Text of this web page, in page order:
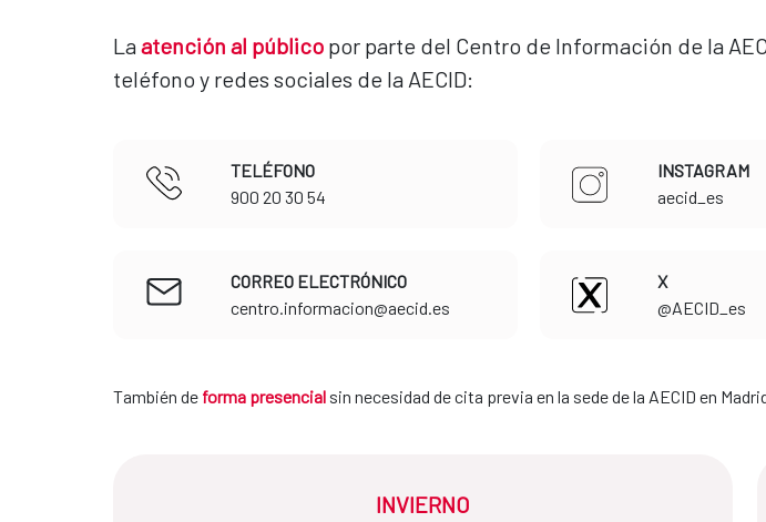
Laatención al público por parte del Centro de Información de la
teléfono y redes sociales de la AECID:
TELÉFONO
​​​​​​​900 20 30 54
INSTAGRAM
​​​​​​​aecid_es
CORREO ELECTRÓNICO
​​​​​​​centro.informacion@aecid.es
X
​​​​​​​@AECID_es
También de forma presencial sin necesidad de cita previa en la sede de la AECID en
INVIERNO